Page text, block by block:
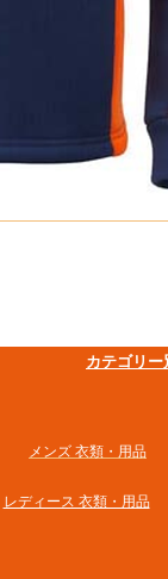
カテゴリ
メンズ 衣類・用品
​レディース 衣類・用品